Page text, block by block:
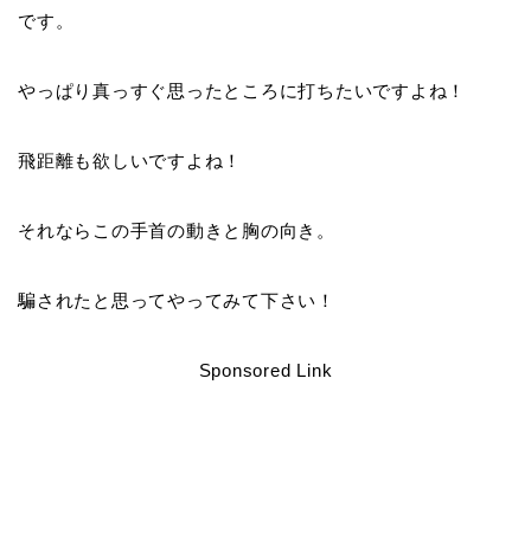
です。
やっぱり真っすぐ思ったところに打ちたいですよね ！
飛距離も欲しいですよね ！
それならこの手首の動きと胸の向き。
騙されたと思ってやってみて下さい！
Sponsored Link